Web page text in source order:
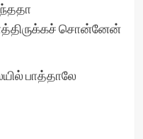
சொன்னேன்
பாத்தாலே